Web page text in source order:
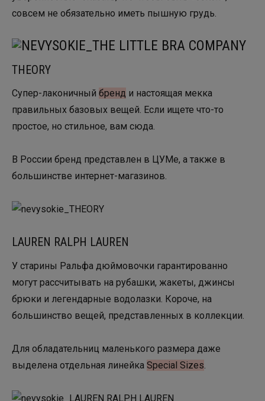
совсем не обязательно иметь пышную грудь.
THEORY
Супер-лаконичный бренд и настоящая мекка
правильных базовых вещей. Если ищете что-то
простое, но стильное, вам сюда.
В России бренд представлен в ЦУМе, а также в
большинстве интернет-магазинов.
LAUREN RALPH LAUREN
У старины Ральфа дюймовочки гарантированно
могут рассчитывать на рубашки, жакеты, джинсы
брюки и легендарные водолазки. Короче, на
большинство вещей, представленных в коллекции.
Для обладательниц маленького размера даже
выделена отдельная линейка Special Sizes.